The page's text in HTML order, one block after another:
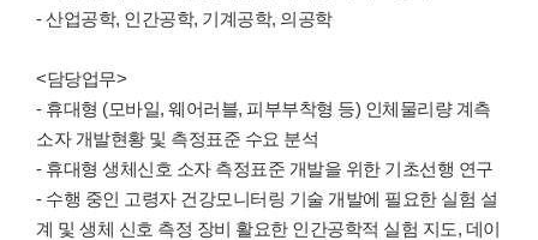
- 산업공학, 인간공학, 기계공학, 의공학
<담당업무>
- 휴대형 (모바일, 웨어러블, 피부부착형 등) 인체물리량 계측
소자 개발현황 및 측정표준 수요 분석
- 휴대형 생체신호 소자 측정표준 개발을 위한 기초선행 연구
- 수행 중인 고령자 건강모니터링 기술 개발에 필요한 실험 설
계 및 생체 신호 측정 장비 활요한 인간공학적 실험 지도, 데이